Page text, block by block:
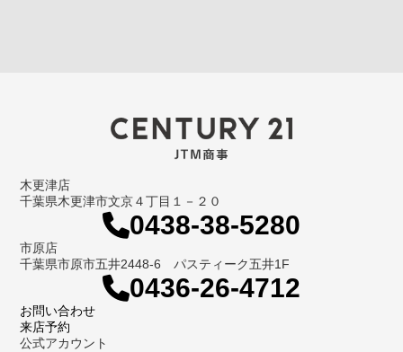
木更津店
千葉県木更津市文京４丁目１－２０
0438-38-5280
市原店
千葉県市原市五井2448-6 パスティーク五井1F
0436-26-4712
お問い合わせ
来店予約
公式アカウント